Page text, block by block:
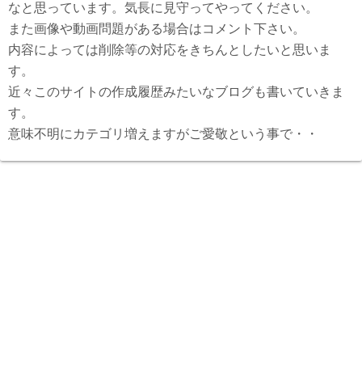
なと思っています。気長に見守ってやってください。
また画像や動画問題がある場合はコメント下さい。
内容によっては削除等の対応をきちんとしたいと思いま
す。
近々このサイトの作成履歴みたいなブログも書いていきま
す。
意味不明にカテゴリ増えますがご愛敬という事で・・